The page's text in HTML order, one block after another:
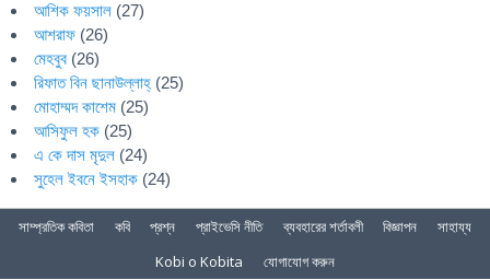
আশিক ফয়সাল (27)
আশরাফ (26)
মেহবুব (26)
রিফাত বিন ছানাউল্লাহ্ (25)
মোহাম্মদ কাশেম (25)
আসিফুল হক (25)
এ কে দাস মৃদুল (24)
সুহেল ইবনে ইসহাক (24)
সাম্প্রতিক কবিতা কবি প্রশ্ন প্রাইভেসি নীতি ব্যবহারের শর্তাবলী বিজ্ঞাপন
সাহায্য
Kobi o Kobita
যোগাযোগ করুন